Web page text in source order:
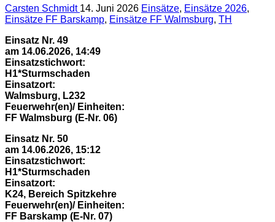
Carsten Schmidt 14. Juni 2026 Einsätze, Einsätze 2026,
Einsätze FF Barskamp, Einsätze FF Walmsburg, TH
Einsatz Nr. 49
am 14.06.2026, 14:49
Einsatzstichwort:
H1*Sturmschaden
Einsatzort:
Walmsburg, L232
Feuerwehr(en)/ Einheiten:
FF Walmsburg (E-Nr. 06)
Einsatz Nr. 50
am 14.06.2026, 15:12
Einsatzstichwort:
H1*Sturmschaden
Einsatzort:
K24, Bereich Spitzkehre
Feuerwehr(en)/ Einheiten:
FF Barskamp (E-Nr. 07)